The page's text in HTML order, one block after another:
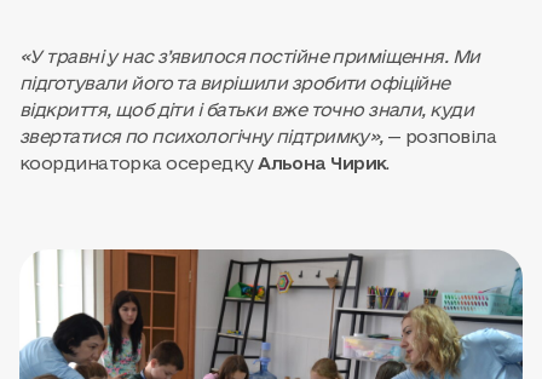
«У травні у нас з’явилося постійне приміщення. Ми
підготували його та вирішили зробити офіційне
відкриття, щоб діти і батьки вже точно знали, куди
звертатися по психологічну підтримку»,— розповіла
координаторка осередкуАльона Чирик.